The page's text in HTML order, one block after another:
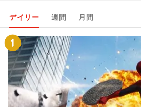
デイリー 週間 月間